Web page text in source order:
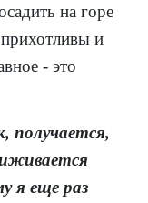
на горе
и
- это
получается,
я еще раз